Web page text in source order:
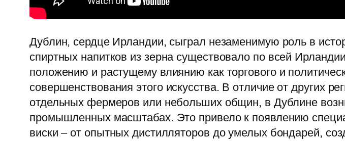
Дублин, сердце Ирландии, сыграл незаменимую роль в
спиртных напитков из зерна существовало по всей
положению и растущему влиянию как торгового и
совершенствования этого искусства. В отличие от других
отдельных фермеров или небольших общин, в Дублине
промышленных масштабах. Это привело к появлению
виски – от опытных дистилляторов до умелых бондарей,